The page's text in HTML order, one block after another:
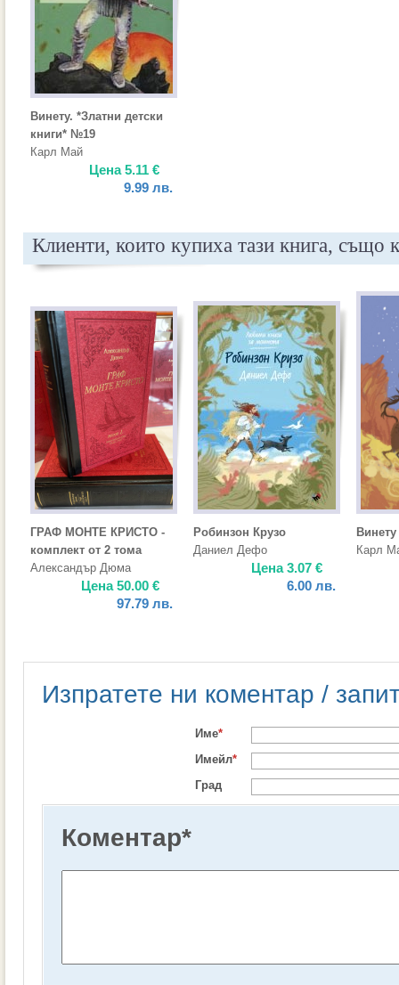
Винету. *Златни детски
книги* №19
Карл Май
Цена5.11 €
9.99 лв.
Клиенти, които купиха тази книга, също
ГРАФ МОНТЕ КРИСТО -
комплект от 2 тома
Александър Дюма
Цена50.00 €
97.79 лв.
Робинзон Крузо
Даниел Дефо
Цена3.07 €
6.00 лв.
Винету
Карл
Изпратете ни коментар /
Име*
Имейл*
Град
Коментар*